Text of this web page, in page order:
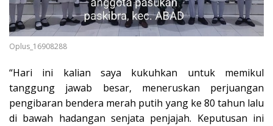
Oplus_16908288
“Hari ini kalian saya kukuhkan untuk memikul
tanggung jawab besar, meneruskan perjuangan
pengibaran bendera merah putih yang ke 80 tahun lalu
di bawah hadangan senjata penjajah. Keputusan ini